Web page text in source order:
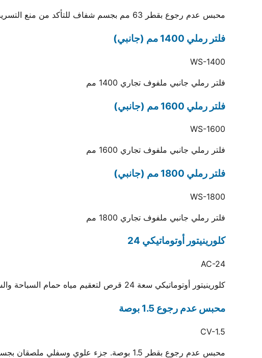
محبس عدم رجوع بقطر 63 مم بجسم شفاف للتأكد من منع التسريب
فلتر رملي 1400 مم (جانبي)
WS-1400
فلتر رملي جانبي ملفوف تجاري 1400 مم
فلتر رملي 1600 مم (جانبي)
WS-1600
فلتر رملي جانبي ملفوف تجاري 1600 مم
فلتر رملي 1800 مم (جانبي)
WS-1800
فلتر رملي جانبي ملفوف تجاري 1800 مم
كلورينيتور أوتوماتيكي 24
AC-24
كلورينيتور أوتوماتيكي سعة 24 قرص لتعقيم مياه حمام السباحة والسبا وتقليل الصيانة الدورية
محبس عدم رجوع 1.5 بوصة
CV-1.5
محبس عدم رجوع بقطر 1.5 بوصة. جزء علوي وسفلي ملصقان بجسم شفاف لرؤية السائل والتأكد من منع التسريب